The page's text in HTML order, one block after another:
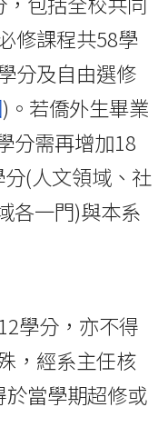
修課程共58學
分及自由選修
)。若僑外生畢業
分需再增加18
(人文領域、社
各一門)與本系
學分，亦不得
，經系主任核
當學期超修或